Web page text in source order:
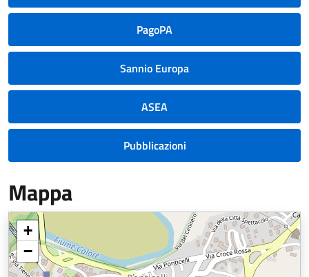
PagoPA
Sannio Europa
ASEA
Pubblicazioni
Mappa
+
−